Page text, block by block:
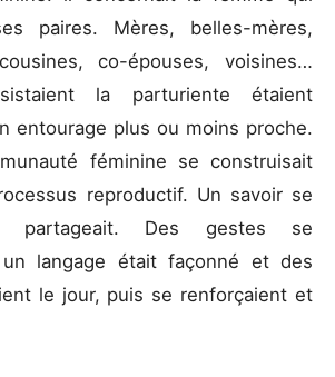
paires. Mères, belles-mères,
co-épouses, voisines…
la parturiente étaient
entourage plus ou moins proche.
féminine se construisait
reproductif. Un savoir se
Des gestes se
un langage était façonné et des
le jour, puis se renforçaient et